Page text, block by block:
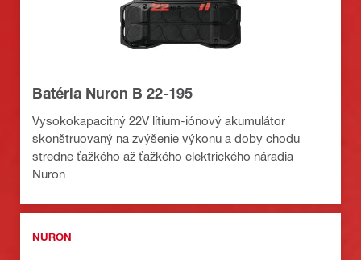
Batéria Nuron B 22-195
Vysokokapacitný 22V lítium-iónový akumulátor
skonštruovaný na zvýšenie výkonu a doby chodu
stredne ťažkého až ťažkého elektrického náradia
Nuron
NURON